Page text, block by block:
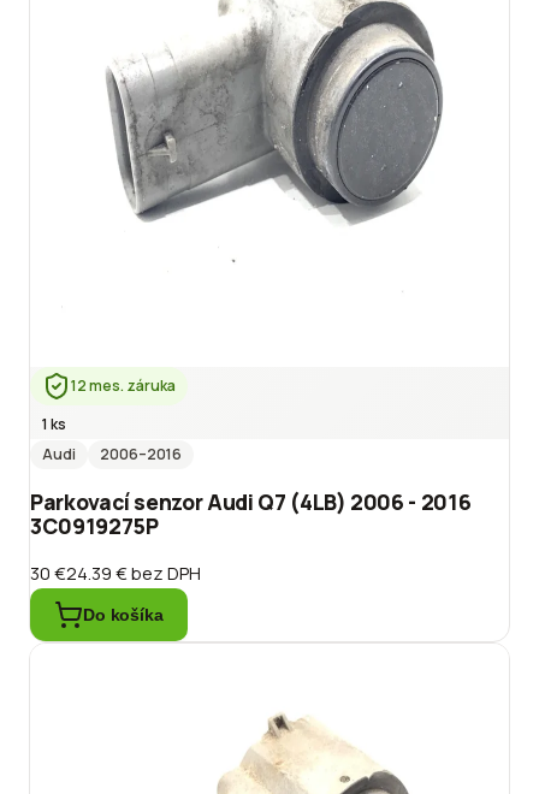
12 mes. záruka
1 ks
Audi
2006–2016
Parkovací senzor Audi Q7 (4LB) 2006 - 2016
3C0919275P
30 €24.39 €bez DPH
Do košíka